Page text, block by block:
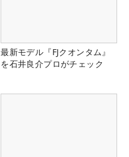
最新モデル『FJクオンタム』
を石井良介プロがチェック